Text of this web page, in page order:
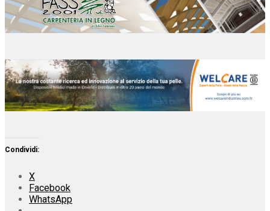
Condividi:
X
Facebook
WhatsApp